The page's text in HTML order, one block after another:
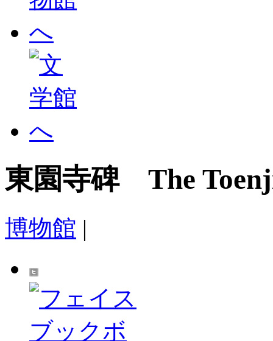
東園寺碑 The
博物館 |